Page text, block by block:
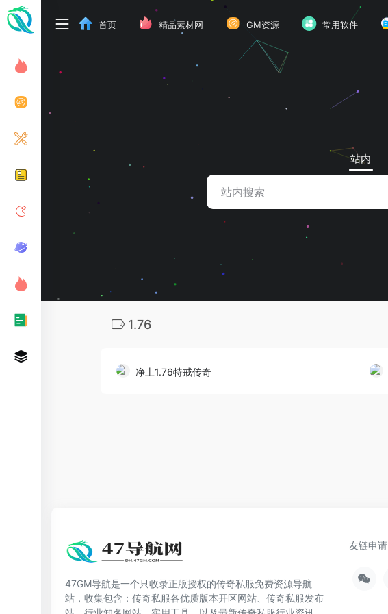
首页 精品素材网 GM资源 常用软件
站内
1.76
净土1.76特戒传奇
47GM导航是一个只收录正版授权的传奇私服免费资源导航
站，收集包含：传奇私服各优质版本开区网站、传奇私服发布
友链申请